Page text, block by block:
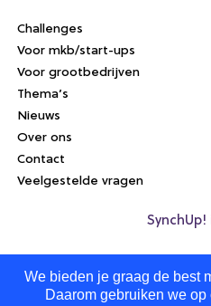
Challenges
Voor mkb/start-ups
Voor grootbedrijven
Thema’s
Nieuws
Over ons
Contact
Veelgestelde vragen
Algemene voorwaarden
We bieden je graag de best
Daarom gebruiken we